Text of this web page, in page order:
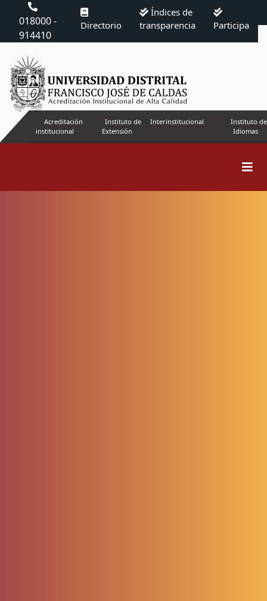
018000 -
914410
Directorio
Índices de
transparencia
Participa
Acreditación
institucional
Instituto de
Extensión
Interinstitucional
Instituto de
Idiomas